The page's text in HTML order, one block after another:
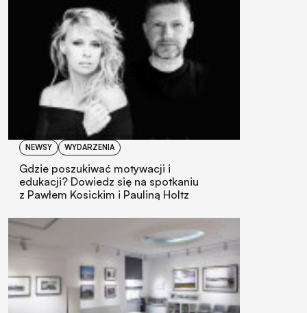
NEWSY WYDARZENIA
Gdzie poszukiwać motywacji i
edukacji? Dowiedz się na spotkaniu
z Pawłem Kosickim i Pauliną Holtz